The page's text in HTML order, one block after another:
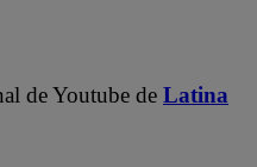
de Youtube de Latina